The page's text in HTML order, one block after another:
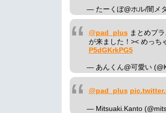
— たーくぼ@ホル/闇メ
@pad_plusまとめプラ
が来ました！>< めっ
P5dGKrkPG5
— あんくん@可愛い
@pad_plus
— Mitsuaki.Kanto